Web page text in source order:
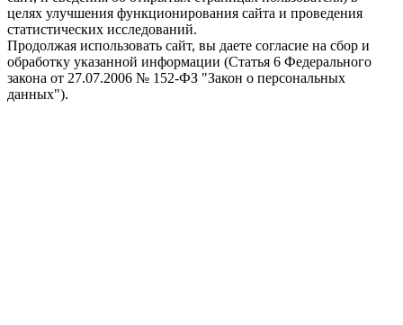
целях улучшения функционирования сайта и проведения
статистических исследований.
Продолжая использовать сайт, вы даете согласие на сбор и
обработку указанной информации (Статья 6 Федерального
закона от 27.07.2006 № 152-ФЗ "Закон о персональных
данных").